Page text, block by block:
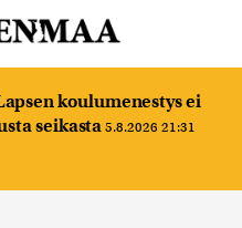
koulumenestys ei
seikasta 5.8.2026 21:31